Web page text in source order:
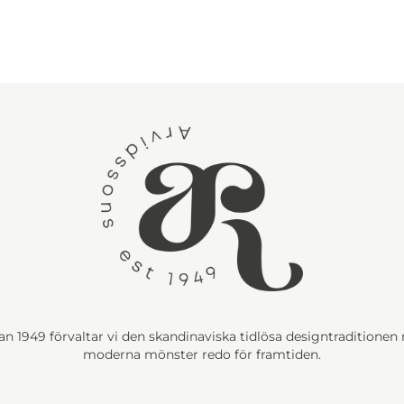
1949 förvaltar vi den skandinaviska tidlösa designtraditionen
moderna mönster redo för framtiden.